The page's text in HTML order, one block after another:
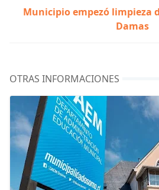
Municipio empezó limpieza
Damas
OTRAS INFORMACIONES